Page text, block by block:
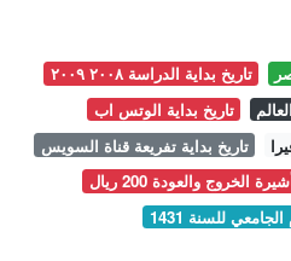
تاريخ بداية الدراسة ٢٠٠٨ ٢٠٠٩
تاريخ بداية الوتس اب
تاريخ بداية تفريعة قناة السويس
الخروج والعودة 200 ريال
للسنة 1431